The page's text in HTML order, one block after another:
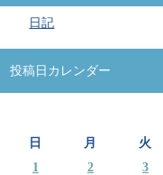
日記
投稿日カレンダー
日 月 火
1 2 3